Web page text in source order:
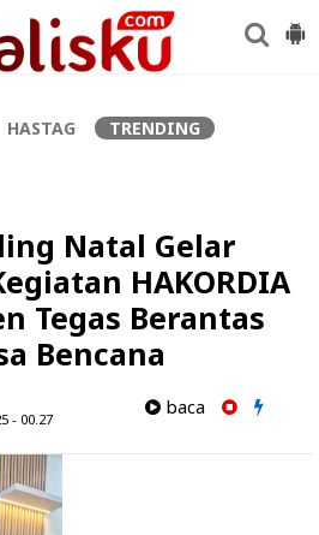
HASTAG TRENDING
Natal Gelar
HAKORDIA
Tegas Berantas
Bencana
- 00.27
baca